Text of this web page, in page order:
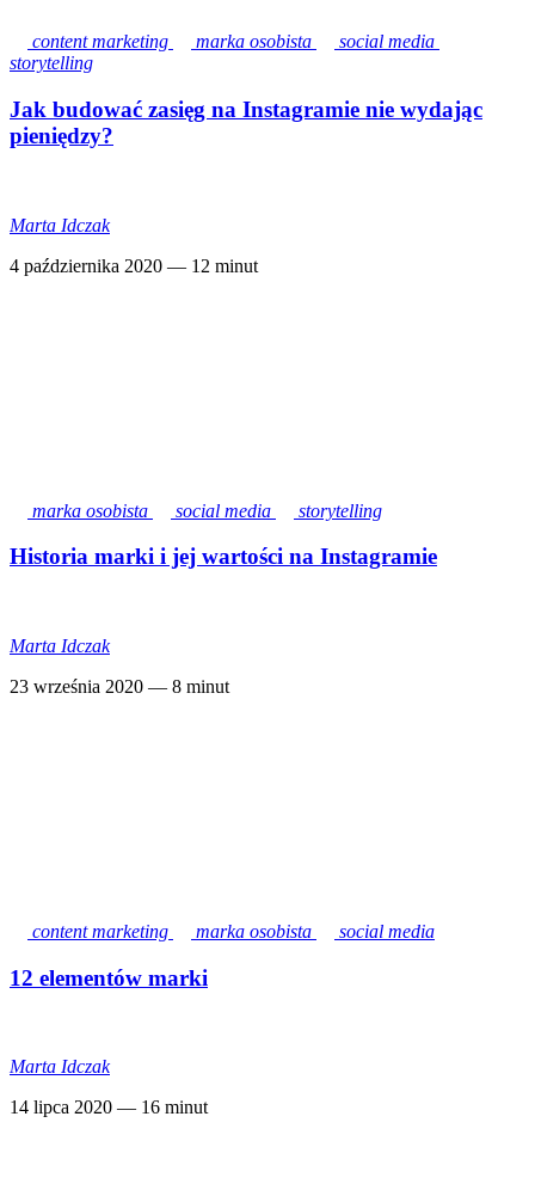
content marketing marka osobista
social media
storytelling
Jak budować zasięg na Instagramie nie wydając
pieniędzy?
Marta Idczak
4 października 2020 — 12 minut
marka osobista social media storytelling
Historia marki i jej wartości na Instagramie
Marta Idczak
23 września 2020 — 8 minut
content marketing marka osobista social media
12 elementów marki
Marta Idczak
14 lipca 2020 — 16 minut